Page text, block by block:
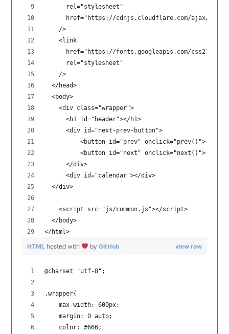
      rel="stylesheet"
href="https://cdnjs.cloudflare.com/ajax/
    />
    <link
href="https://fonts.googleapis.com/
      rel="stylesheet"
    />
  </head>
  <body>
    <div class="wrapper">
      <h1 id="header"></h1>
      <div id="next-prev-button">
<button id="prev" onclick="prev()">‹</
<button id="next" onclick="next()">›</
      </div>
      <div id="calendar"></div>
  </div>
    <script src="js/common.js"></script>
  </body>
</html>
view raw
HTML hosted with byGitHub
@charset "utf-8";
.wrapper{
    max-width: 600px;
    margin: 0 auto;
    color: #666;